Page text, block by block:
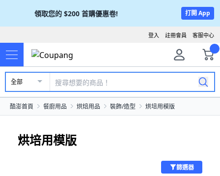
領取您的 $200 首購優惠卷! 打開 App
客服中心
註冊會員
登入
全部
酷澎首頁 餐廚用品 烘焙用品 裝飾/造型 烘培用模版
烘培用模版
篩選器